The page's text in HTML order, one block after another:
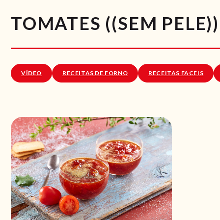
TOMATES ((SEM PELE))
VÍDEO RECEITAS DE FORNO RECEITAS FACEIS